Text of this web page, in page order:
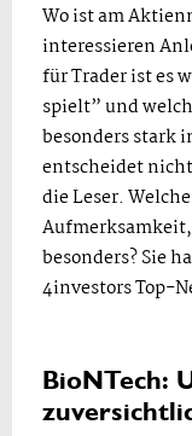
Wo ist am
interessieren
für Trader ist es
spielt” und
besonders stark
entscheidet
die Leser.
besonders? Sie
4investors Top-
BioNTech: